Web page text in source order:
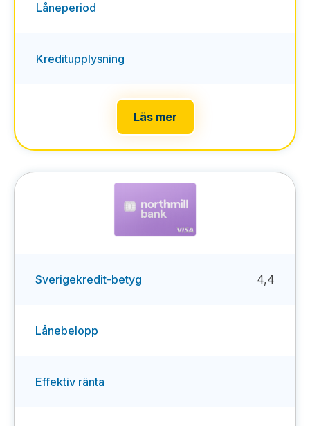
Låneperiod
Kreditupplysning
Läs mer
Sverigekredit-betyg 4,4
Lånebelopp
Effektiv ränta